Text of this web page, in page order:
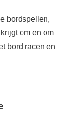
bordspellen,
om en om
bord racen en